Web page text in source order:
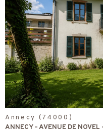
Annecy (74000)
ANNECY – AVENUE DE NOVEL